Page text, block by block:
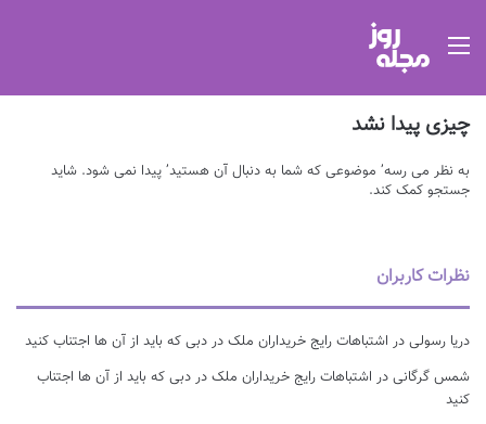
چیزی پیدا نشد
به نظر می رسه’ موضوعی که شما به دنبال آن هستید’ پیدا نمی شود. شاید
جستجو کمک کند.
نظرات کاربران
دریا رسولی در اشتباهات رایج خریداران ملک در دبی که باید از آن ها اجتناب کنید
شمس گرگانی در اشتباهات رایج خریداران ملک در دبی که باید از آن ها اجتناب
کنید